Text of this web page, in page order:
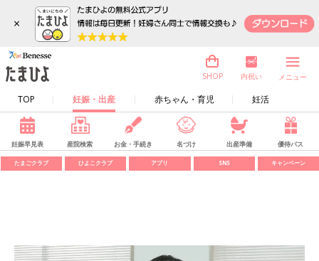
×
TOP 妊娠・出産 赤ちゃん・育児 妊活
SHOP 内祝い メニュー
妊娠早見表 産院検索 お金・手続き 名づけ 出産準備 優待パス
たまごクラブ ひよこクラブ アプリ SNS キャンペーン